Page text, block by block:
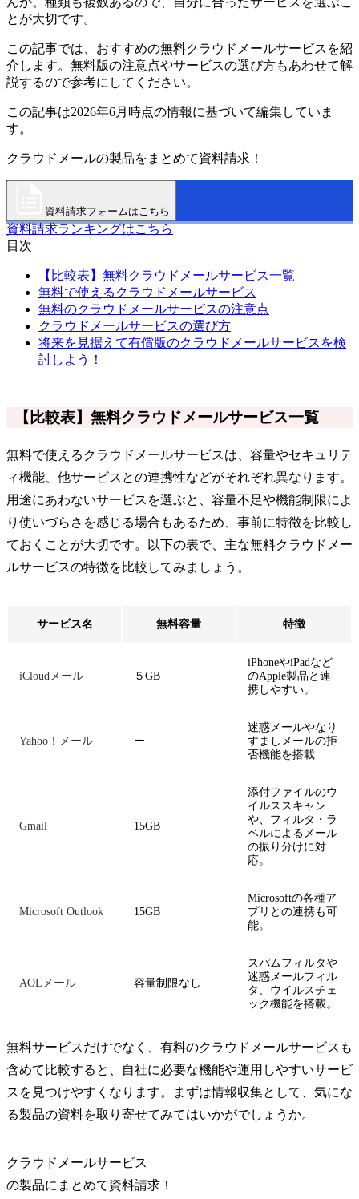
とが大切です。
この記事では、おすすめの無料クラウドメールサービスを紹
介します。無料版の注意点やサービスの選び方もあわせて解
説するので参考にしてください。
この記事は2026年6月時点の情報に基づいて編集していま
す。
クラウドメールの製品をまとめて資料請求！
資料請求フォームはこちら
資料請求ランキングはこちら
目次
【比較表】無料クラウドメールサービス一覧
無料で使えるクラウドメールサービス
無料のクラウドメールサービスの注意点
クラウドメールサービスの選び方
将来を見据えて有償版のクラウドメールサービスを検
討しよう！
【比較表】無料クラウドメールサービス一覧
無料で使えるクラウドメールサービスは、容量やセキュリテ
ィ機能、他サービスとの連携性などがそれぞれ異なります。
用途にあわないサービスを選ぶと、容量不足や機能制限によ
り使いづらさを感じる場合もあるため、事前に特徴を比較し
ておくことが大切です。以下の表で、主な無料クラウドメー
ルサービスの特徴を比較してみましょう。
サービス名 無料容量 特徴
iCloudメール ５GB
iPhoneやiPadなど
のApple製品と連
携しやすい。
Yahoo！メール ー
迷惑メールやなり
すましメールの拒
否機能を搭載
Gmail 15GB
添付ファイルのウ
イルススキャン
や、フィルタ・ラ
ベルによるメール
の振り分けに対
応。
Microsoft Outlook 15GB
Microsoftの各種ア
プリとの連携も可
能。
AOLメール 容量制限なし
スパムフィルタや
迷惑メールフィル
タ、ウイルスチェ
ック機能を搭載。
無料サービスだけでなく、有料のクラウドメールサービスも
含めて比較すると、自社に必要な機能や運用しやすいサービ
スを見つけやすくなります。まずは情報収集として、気にな
る製品の資料を取り寄せてみてはいかがでしょうか。
クラウドメールサービス
の製品にまとめて資料請求！